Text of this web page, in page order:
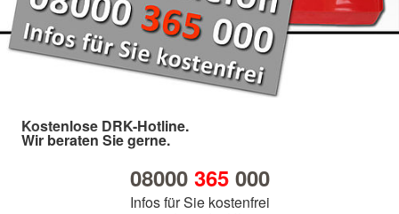
Kostenlose DRK-Hotline.
Wir beraten Sie gerne.
08000 365000
Infos für Sie kostenfrei